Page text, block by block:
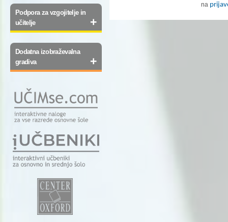
Podpora za vzgojitelje in
učitelje
+
Dodatna izobraževalna
gradiva
+
na